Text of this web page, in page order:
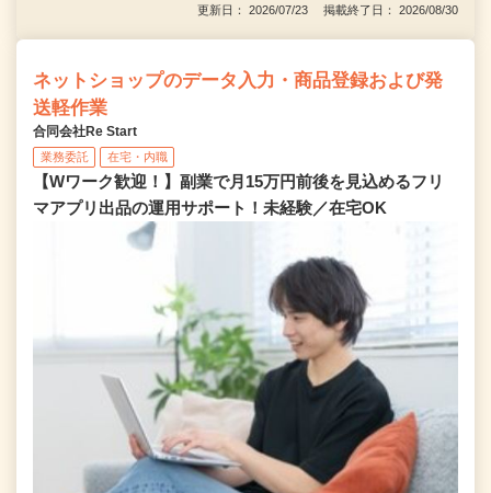
更新日： 2026/07/23 掲載終了日： 2026/08/30
ネットショップのデータ入力・商品登録および発
送軽作業
合同会社Re Start
業務委託 在宅・内職
【Wワーク歓迎！】副業で月15万円前後を見込めるフリ
マアプリ出品の運用サポート！未経験／在宅OK